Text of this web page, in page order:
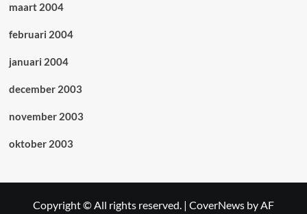
maart 2004
februari 2004
januari 2004
december 2003
november 2003
oktober 2003
Copyright © All rights reserved. | CoverNews by AF